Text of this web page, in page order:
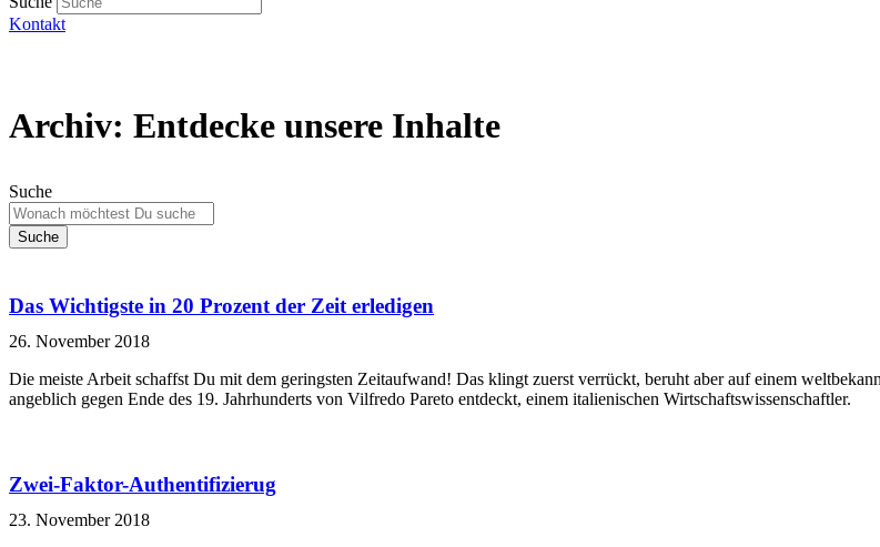
Kontakt
Archiv: Entdecke unsere Inhalte
Suche
Suche
Das Wichtigste in 20 Prozent der Zeit erledigen
26. November 2018
Die meiste Arbeit schaffst Du mit dem geringsten Zeitaufwand! Das klingt zuerst verrückt, beruht aber auf einem
angeblich gegen Ende des 19. Jahrhunderts von Vilfredo Pareto entdeckt, einem italienischen Wirtschaftswissenschaftler.
Zwei-Faktor-Authentifizierug
23. November 2018